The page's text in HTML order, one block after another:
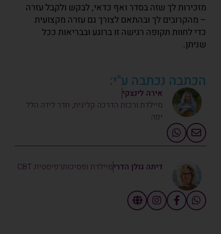
מזכירות לך שזה בסדר ואף כדאי, לבקש ולקבל עזרה
– מהקרובים לך ובהתאם לצורך גם עזרה מקצועית
כדי לחוות תקופה רגישה זו ברוגע ובבריאות ככל
שניתן.
הכתבה נכתבה ע"י:
אירה לינצקי
מיילדת ורכזת הדרכה קלינית, חדר לידה הלל
יפה
דיתה גולן הדרימיילדת ופסיכותרפיסטית CBT